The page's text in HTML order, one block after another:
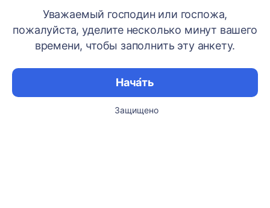
Уважаемый господин или госпожа,
пожалуйста, уделите несколько минут вашего
времени, чтобы заполнить эту анкету.
Нача́ть
Защищено